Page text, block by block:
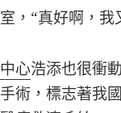
，“真好啊，我
心浩添也很衝
手術，標志著我